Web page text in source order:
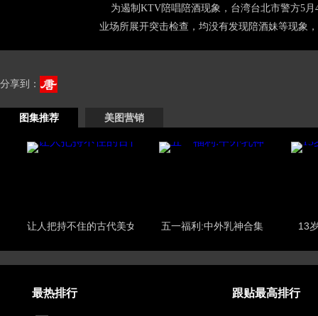
为遏制KTV陪唱陪酒现象，台湾台北市警方5月
业场所展开突击检查，均没有发现陪酒妹等现象
分享到：
图集推荐 美图营销
让人把持不住的古代美女 五一福利:中外乳神合集 13
最热排行 跟贴最高排行